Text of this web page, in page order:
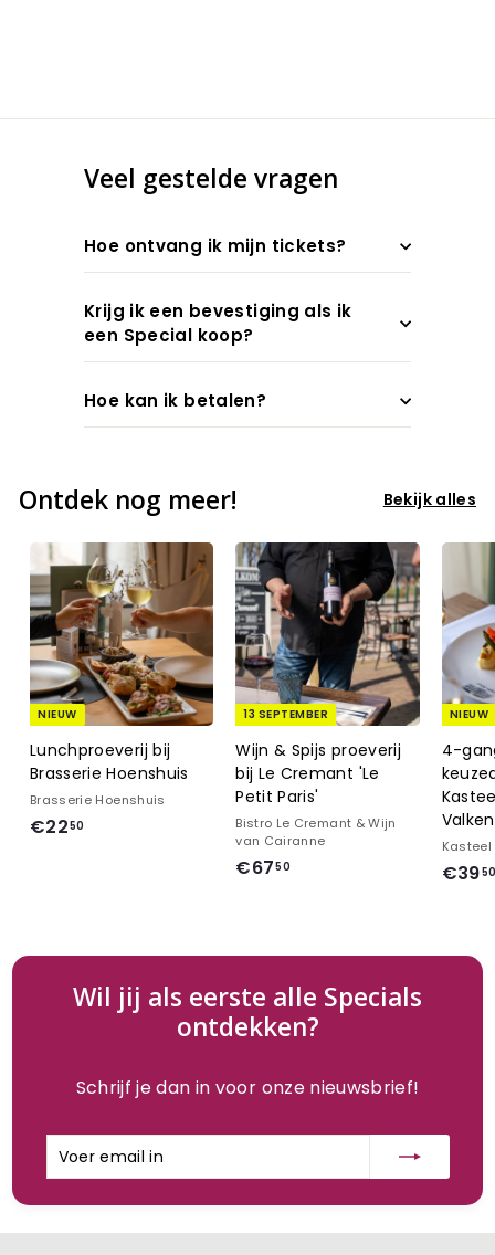
Veel gestelde vragen
Hoe ontvang ik mijn tickets?
Krijg ik een bevestiging als ik
een Special koop?
Hoe kan ik betalen?
Ontdek nog meer! Bekijk alles
NIEUW
Lunchproeverij bij
Brasserie Hoenshuis
Brasserie Hoenshuis
€2250
0
13 SEPTEMBER
Wijn & Spijs proeverij
bij Le Cremant 'Le
Petit Paris'
Bistro Le Cremant & Wijn
van Cairanne
€6750
NIEUW
4-
€39
Wil jij als eerste alle Specials
ontdekken?
Schrijf je dan in voor onze nieuwsbrief!